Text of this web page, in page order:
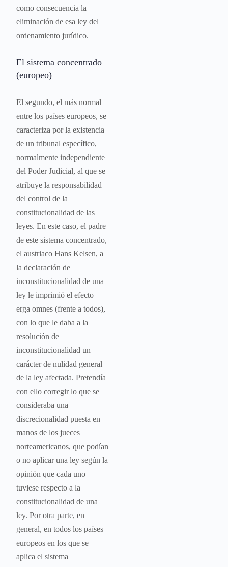
como consecuencia la
eliminación de esa ley del
ordenamiento jurídico.
El sistema concentrado
(europeo)
El segundo, el más normal
entre los países europeos, se
caracteriza por la existencia
de un tribunal específico,
normalmente independiente
del Poder Judicial, al que se
atribuye la responsabilidad
del control de la
constitucionalidad de las
leyes. En este caso, el padre
de este sistema concentrado,
el austriaco Hans Kelsen, a
la declaración de
inconstitucionalidad de una
ley le imprimió el efecto
erga omnes (frente a todos),
con lo que le daba a la
resolución de
inconstitucionalidad un
carácter de nulidad general
de la ley afectada. Pretendía
con ello corregir lo que se
consideraba una
discrecionalidad puesta en
manos de los jueces
norteamericanos, que podían
o no aplicar una ley según la
opinión que cada uno
tuviese respecto a la
constitucionalidad de una
ley. Por otra parte, en
general, en todos los países
europeos en los que se
aplica el sistema